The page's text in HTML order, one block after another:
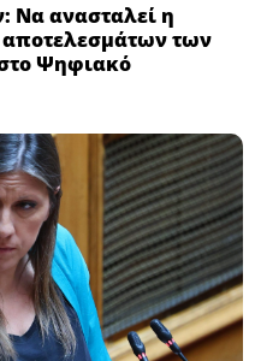
Να ανασταλεί η
των
Ψηφιακό